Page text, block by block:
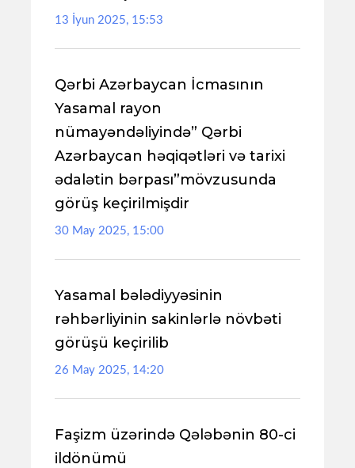
13 İyun 2025, 15:53
Qərbi Azərbaycan İcmasının
Yasamal rayon
nümayəndəliyində” Qərbi
Azərbaycan həqiqətləri və tarixi
ədalətin bərpası”mövzusunda
görüş keçirilmişdir
30 May 2025, 15:00
Yasamal bələdiyyəsinin
rəhbərliyinin sakinlərlə növbəti
görüşü keçirilib
26 May 2025, 14:20
Faşizm üzərində Qələbənin 80-ci
ildönümü